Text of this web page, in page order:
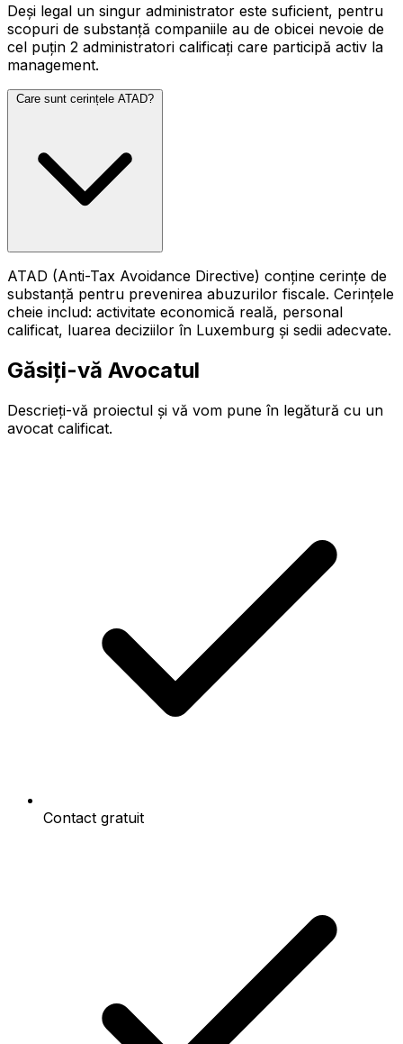
Deși legal un singur administrator este suficient, pentru
scopuri de substanță companiile au de obicei nevoie de
cel puțin 2 administratori calificați care participă activ la
management.
Care sunt cerințele ATAD?
ATAD (Anti-Tax Avoidance Directive) conține cerințe de
substanță pentru prevenirea abuzurilor fiscale. Cerințele
cheie includ: activitate economică reală, personal
calificat, luarea deciziilor în Luxemburg și sedii adecvate.
Găsiți-vă Avocatul
Descrieți-vă proiectul și vă vom pune în legătură cu un
avocat calificat.
Contact gratuit